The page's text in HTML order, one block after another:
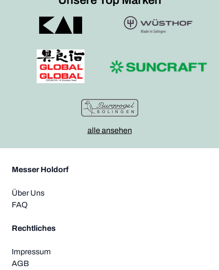
alle ansehen
Messer Holdorf
Über Uns
FAQ
Rechtliches
Impressum
AGB